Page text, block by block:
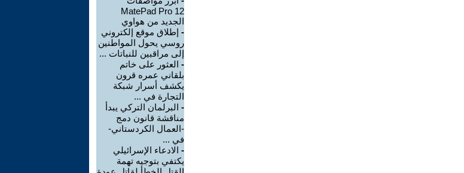
MatePad Pro 12
الجديد من هواوي
- إطلاق موقع إلكتروني
روسي يحول المواطنين
إلى مراقبين للنباتات ...
- العثور على خاتم
بلقاني عمره قرون
يكشف أسرار شبكة
التجارة في ...
- البرلمان التركي يبدأ
مناقشة قانون دمج
-العمال الكردستاني-
في ...
- الادعاء الإسرائيلي
يكتفي بتوجيه تهمة